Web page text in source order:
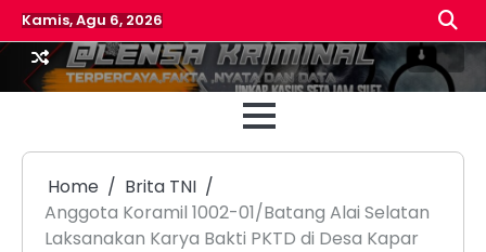
Skip
to
content
Kamis, Agu 6, 2026
Beranda
Home
Brita TNI
Anggota Koramil 1002-01/Batang Alai Selatan
Laksanakan Karya Bakti PKTD di Desa Kapar